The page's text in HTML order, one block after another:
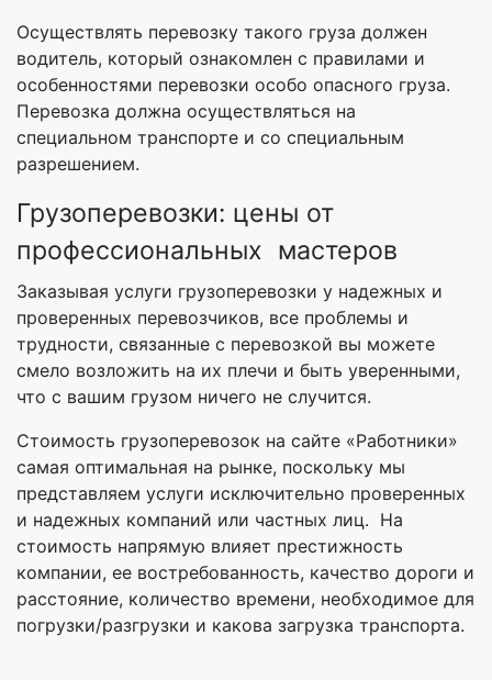
Осуществлять перевозку такого груза должен
водитель, который ознакомлен с правилами и
особенностями перевозки особо опасного груза.
Перевозка должна осуществляться на
специальном транспорте и со специальным
разрешением.
Грузоперевозки: цены от
профессиональных мастеров
Заказывая услуги грузоперевозки у надежных и
проверенных перевозчиков, все проблемы и
трудности, связанные с перевозкой вы можете
смело возложить на их плечи и быть уверенными,
что с вашим грузом ничего не случится.
Стоимость грузоперевозок на сайте «Работники»
самая оптимальная на рынке, поскольку мы
представляем услуги исключительно проверенных
и надежных компаний или частных лиц. На
стоимость напрямую влияет престижность
компании, ее востребованность, качество дороги и
расстояние, количество времени, необходимое для
погрузки/разгрузки и какова загрузка транспорта.